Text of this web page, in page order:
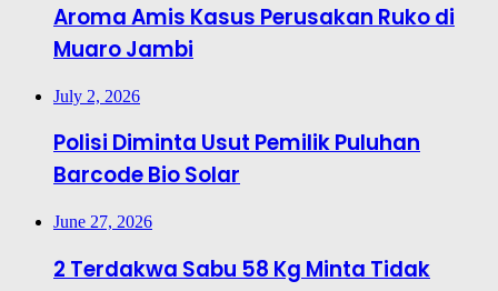
Aroma Amis Kasus Perusakan Ruko di
Muaro Jambi
July 2, 2026
Polisi Diminta Usut Pemilik Puluhan
Barcode Bio Solar
June 27, 2026
2 Terdakwa Sabu 58 Kg Minta Tidak